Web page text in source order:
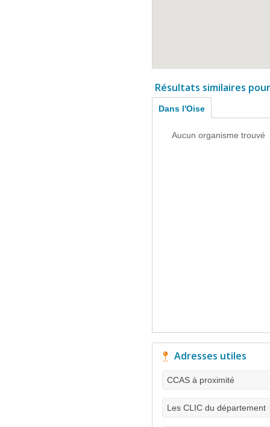
Résultats similaires
Dans l'Oise
Aucun organisme trouvé
Adresses utiles
CCAS à proximité
Les CLIC du département